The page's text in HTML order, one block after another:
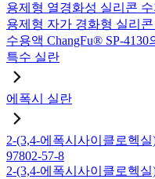
용제형 열경화성 실리콘 수
용제형 자가 경화형 실리콘
수용액 ChangFu® SP-
특수 실란
에폭시 실란
2-(3,4-에폭시사이클로헥
97802-57-8
2-(3,4-에폭시사이클로헥